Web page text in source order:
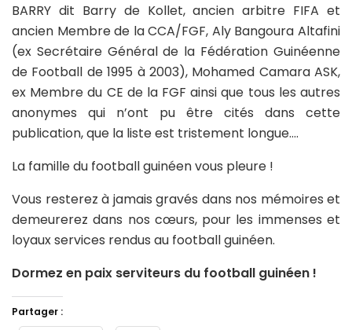
BARRY dit Barry de Kollet, ancien arbitre FIFA et
ancien Membre de la CCA/FGF, Aly Bangoura Altafini
(ex Secrétaire Général de la Fédération Guinéenne
de Football de 1995 à 2003), Mohamed Camara ASK,
ex Membre du CE de la FGF ainsi que tous les autres
anonymes qui n’ont pu être cités dans cette
publication, que la liste est tristement longue….
La famille du football guinéen vous pleure !
Vous resterez à jamais gravés dans nos mémoires et
demeurerez dans nos cœurs, pour les immenses et
loyaux services rendus au football guinéen.
Dormez en paix serviteurs du football guinéen !
Partager :